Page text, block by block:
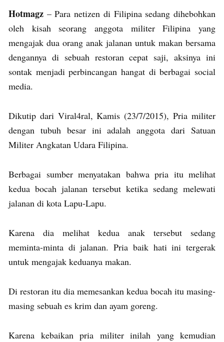
Hotmagz – Para netizen di Filipina sedang dihebohkan
oleh kisah seorang anggota militer Filipina yang
mengajak dua orang anak jalanan untuk makan bersama
dengannya di sebuah restoran cepat saji, aksinya ini
sontak menjadi perbincangan hangat di berbagai social
media.
Dikutip dari Viral4ral, Kamis (23/7/2015), Pria militer
dengan tubuh besar ini adalah anggota dari Satuan
Militer Angkatan Udara Filipina.
Berbagai sumber menyatakan bahwa pria itu melihat
kedua bocah jalanan tersebut ketika sedang melewati
jalanan di kota Lapu-Lapu.
Karena dia melihat kedua anak tersebut sedang
meminta-minta di jalanan. Pria baik hati ini tergerak
untuk mengajak keduanya makan.
Di restoran itu dia memesankan kedua bocah itu masing-
masing sebuah es krim dan ayam goreng.
Karena kebaikan pria militer inilah yang kemudian